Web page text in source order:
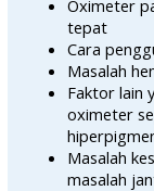
Oximeter
tepat
Cara
Masalah
Faktor lain
oximeter
Masalah
masalah